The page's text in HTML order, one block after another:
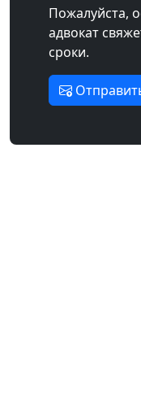
Пожалуйста,
адвокат
сроки.